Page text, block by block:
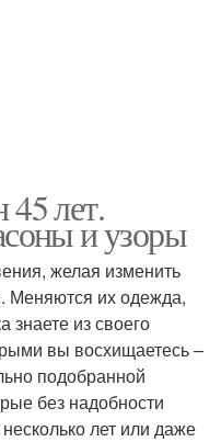
лет.
и узоры
желая изменить
Меняются их одежда,
знаете из своего
вы восхищаетесь –
подобранной
без надобности
лет или даже